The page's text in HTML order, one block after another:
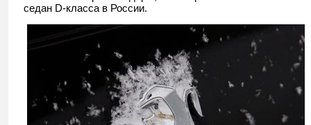
седан D-класса в России.